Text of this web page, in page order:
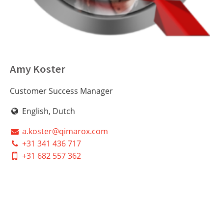
Amy Koster
Customer Success Manager
English, Dutch
a.koster@qimarox.com
+31 341 436 717
+31 682 557 362